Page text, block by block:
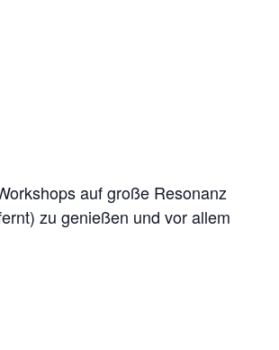
auf große Resonanz
zu genießen und vor allem